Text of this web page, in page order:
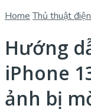
Home Thủ thuật
Hướng
iPhone
ảnh bị